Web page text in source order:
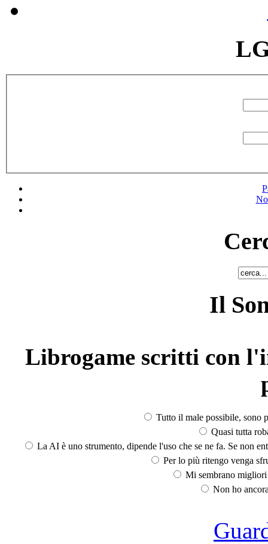
Il
Librogame scritti con
Tutto il male possibile, sono
Quasi tutta
La AI è uno strumento, dipende l'uso che se ne fa. Se non
Per lo più ritengo venga
Mi sembrano
Non ho